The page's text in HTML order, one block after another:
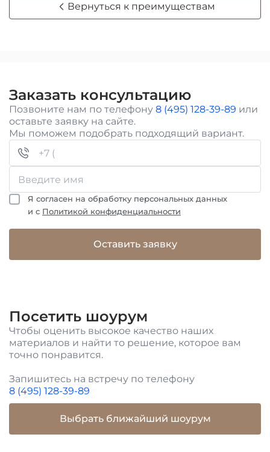
Вернуться к преимуществам
Заказать консультацию
Позвоните нам по телефону 8 (495) 128-39-89 или
оставьте заявку на сайте.
Мы поможем подобрать подходящий вариант.
Я согласен на обработку персональных данных
и с Политикой конфиденциальности
Оставить заявку
Посетить шоурум
Чтобы оценить высокое качество наших
материалов и найти то решение, которое вам
точно понравится.
Запишитесь на встречу по телефону
8 (495) 128-39-89
Выбрать ближайший шоурум